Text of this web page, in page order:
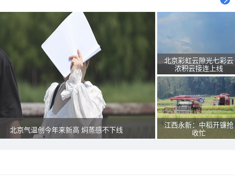
北京气温创今年来新高 焖蒸感不下线
北京彩虹云隙光七彩云
浓积云接连上线
江西永新：中稻开镰抢
收忙